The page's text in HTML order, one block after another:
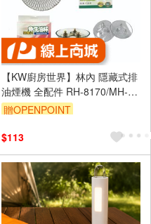
【KW廚房世界】林內 隱藏式排
油煙機 全配件 RH-8170/MH-
8170/RH-8079/MH-8079 油網
贈OPENPOINT
$113